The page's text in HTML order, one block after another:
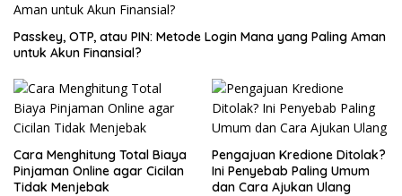
Passkey, OTP, atau PIN: Metode Login Mana yang Paling Aman
untuk Akun Finansial?
Cara Menghitung Total Biaya
Pinjaman Online agar Cicilan
Tidak Menjebak
Pengajuan Kredione Ditolak?
Ini Penyebab Paling Umum
dan Cara Ajukan Ulang